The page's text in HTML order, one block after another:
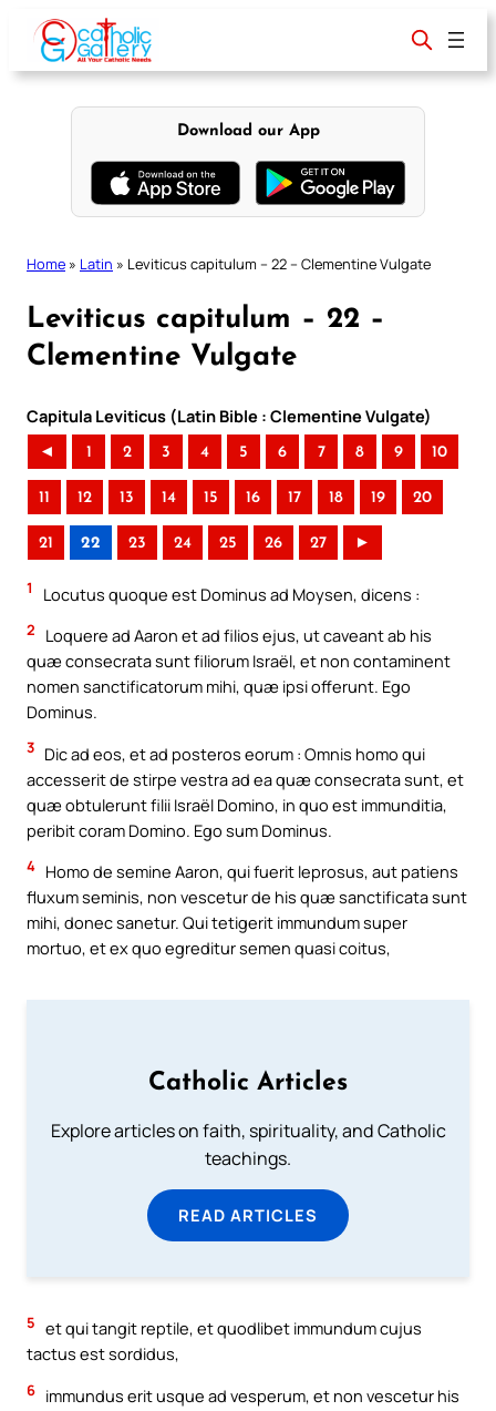
content
Download our App
Home » Latin » Leviticus capitulum – 22 – Clementine Vulgate
Leviticus capitulum – 22 –
Clementine Vulgate
Capitula Leviticus (Latin Bible : Clementine Vulgate)
◄ 1 2 3 4 5 6 7 8 9 10
11 12 13 14 15 16 17 18 19 20
21 22 23 24 25 26 27 ►
1 Locutus quoque est Dominus ad Moysen, dicens :
2
Loquere ad Aaron et ad filios ejus, ut caveant ab his
quæ consecrata sunt filiorum Israël, et non contaminent
nomen sanctificatorum mihi, quæ ipsi offerunt. Ego
Dominus.
3 Dic ad eos, et ad posteros eorum : Omnis homo qui
accesserit de stirpe vestra ad ea quæ consecrata sunt, et
quæ obtulerunt filii Israël Domino, in quo est immunditia,
peribit coram Domino. Ego sum Dominus.
4 Homo de semine Aaron, qui fuerit leprosus, aut patiens
fluxum seminis, non vescetur de his quæ sanctificata sunt
mihi, donec sanetur. Qui tetigerit immundum super
mortuo, et ex quo egreditur semen quasi coitus,
Catholic Articles
Explore articles on faith, spirituality, and Catholic
teachings.
READ ARTICLES
5 et qui tangit reptile, et quodlibet immundum cujus
tactus est sordidus,
6 immundus erit usque ad vesperum, et non vescetur his